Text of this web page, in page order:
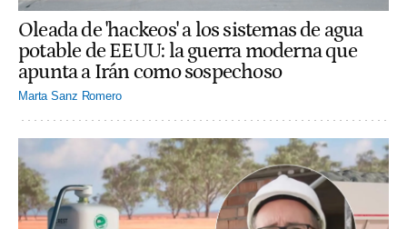
Oleada de 'hackeos' a los sistemas de agua
potable de EEUU: la guerra moderna que
apunta a Irán como sospechoso
Marta Sanz Romero